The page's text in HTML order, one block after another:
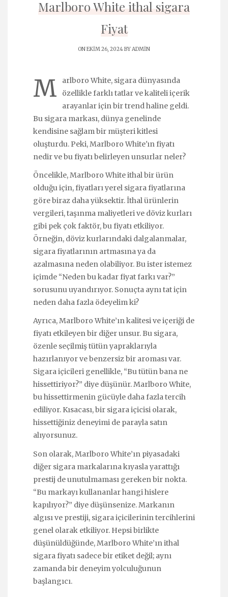
Marlboro White ithal sigara
Fiyat
ON EKIM 26, 2024 BYADMIN
M
arlboro White, sigara dünyasında
özellikle farklı tatlar ve kaliteli içerik
arayanlar için bir trend haline geldi.
Bu sigara markası, dünya genelinde
kendisine sağlam bir müşteri kitlesi
oluşturdu. Peki, Marlboro White'ın fiyatı
nedir ve bu fiyatı belirleyen unsurlar neler?
Öncelikle, Marlboro White ithal bir ürün
olduğu için, fiyatları yerel sigara fiyatlarına
göre biraz daha yüksektir. İthal ürünlerin
vergileri, taşınma maliyetleri ve döviz kurları
gibi pek çok faktör, bu fiyatı etkiliyor.
Örneğin, döviz kurlarındaki dalgalanmalar,
sigara fiyatlarının artmasına ya da
azalmasına neden olabiliyor. Bu ister istemez
içimde “Neden bu kadar fiyat farkı var?”
sorusunu uyandırıyor. Sonuçta aynı tat için
neden daha fazla ödeyelim ki?
Ayrıca, Marlboro White’ın kalitesi ve içeriği de
fiyatı etkileyen bir diğer unsur. Bu sigara,
özenle seçilmiş tütün yapraklarıyla
hazırlanıyor ve benzersiz bir aroması var.
Sigara içicileri genellikle, “Bu tütün bana ne
hissettiriyor?” diye düşünür. Marlboro White,
bu hissettirmenin gücüyle daha fazla tercih
ediliyor. Kısacası, bir sigara içicisi olarak,
hissettiğiniz deneyimi de parayla satın
alıyorsunuz.
Son olarak, Marlboro White’ın piyasadaki
diğer sigara markalarına kıyasla yarattığı
prestij de unutulmaması gereken bir nokta.
“Bu markayı kullananlar hangi hislere
kapılıyor?” diye düşünsenize. Markanın
algısı ve prestiji, sigara içicilerinin tercihlerini
genel olarak etkiliyor. Hepsi birlikte
düşünüldüğünde, Marlboro White’ın ithal
sigara fiyatı sadece bir etiket değil; aynı
zamanda bir deneyim yolculuğunun
başlangıcı.